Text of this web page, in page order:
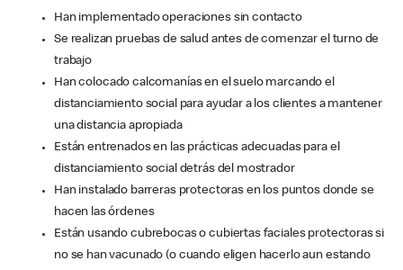
Han implementado operaciones sin contacto
Se realizan pruebas de salud antes de comenzar el turno de
trabajo
Han colocado calcomanías en el suelo marcando el
distanciamiento social para ayudar a los clientes a mantener
una distancia apropiada
Están entrenados en las prácticas adecuadas para el
distanciamiento social detrás del mostrador
Han instalado barreras protectoras en los puntos donde se
hacen las órdenes
Están usando cubrebocas o cubiertas faciales protectoras si
no se han vacunado (o cuando eligen hacerlo aun estando